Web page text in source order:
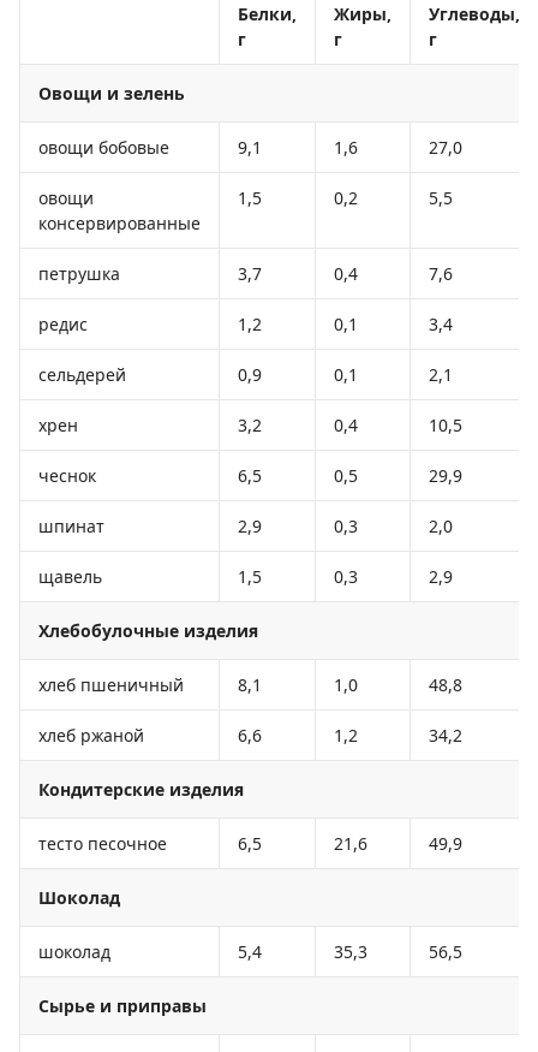
Белки,
г
Жиры,
г
Углеводы,
г
Овощи и зелень
овощи бобовые 9,1 1,6 27,0
овощи
консервированные
1,5 0,2 5,5
петрушка 3,7 0,4 7,6
редис 1,2 0,1 3,4
сельдерей 0,9 0,1 2,1
хрен 3,2 0,4 10,5
чеснок 6,5 0,5 29,9
шпинат 2,9 0,3 2,0
щавель 1,5 0,3 2,9
Хлебобулочные изделия
хлеб пшеничный 8,1 1,0 48,8
хлеб ржаной 6,6 1,2 34,2
Кондитерские изделия
тесто песочное 6,5 21,6 49,9
Шоколад
шоколад 5,4 35,3 56,5
Сырье и приправы